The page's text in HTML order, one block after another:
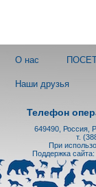
О нас
Наши друзья
Телефон
649490, Россия,
т.
При
Поддержка сайта: